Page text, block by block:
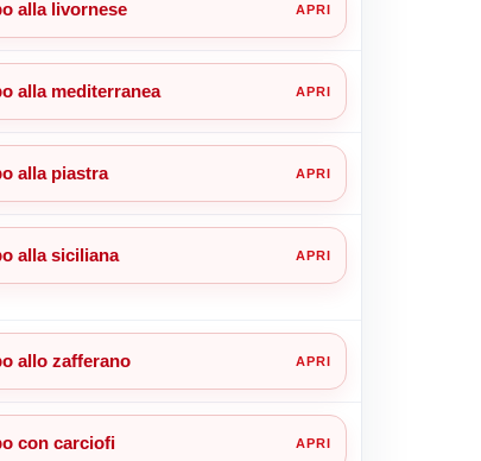
alla livornese
alla mediterranea
alla piastra
alla siciliana
allo zafferano
con carciofi